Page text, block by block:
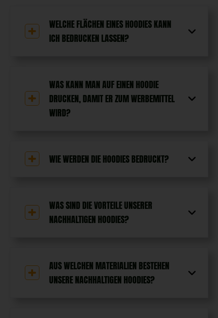
WELCHE FLÄCHEN EINES HOODIES KANN
ICH BEDRUCKEN LASSEN?
WAS KANN MAN AUF EINEN HOODIE
DRUCKEN, DAMIT ER ZUM WERBEMITTEL
WIRD?
WIE WERDEN DIE HOODIES BEDRUCKT?
WAS SIND DIE VORTEILE UNSERER
NACHHALTIGEN HOODIES?
AUS WELCHEN MATERIALIEN BESTEHEN
UNSERE NACHHALTIGEN HOODIES?